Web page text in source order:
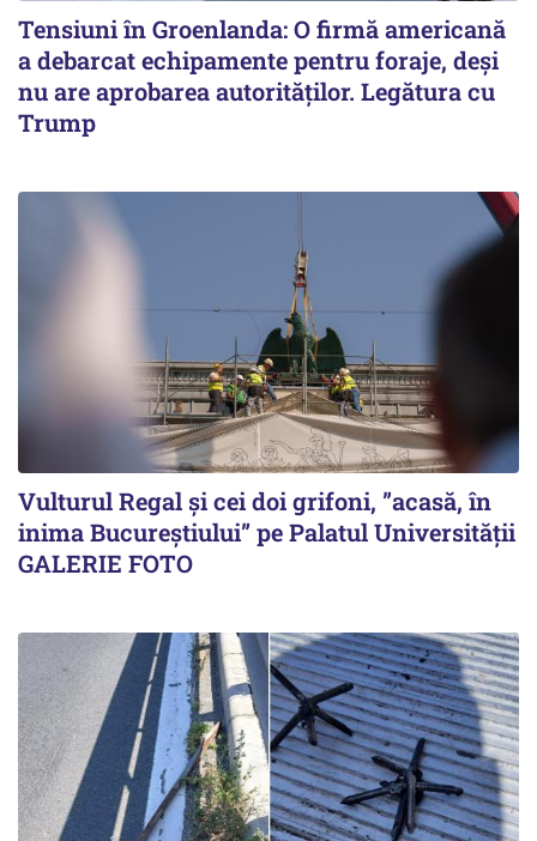
Tensiuni în Groenlanda: O firmă americană
a debarcat echipamente pentru foraje, deși
nu are aprobarea autorităților. Legătura cu
Trump
Vulturul Regal și cei doi grifoni, ”acasă, în
inima Bucureștiului” pe Palatul Universității
GALERIE FOTO